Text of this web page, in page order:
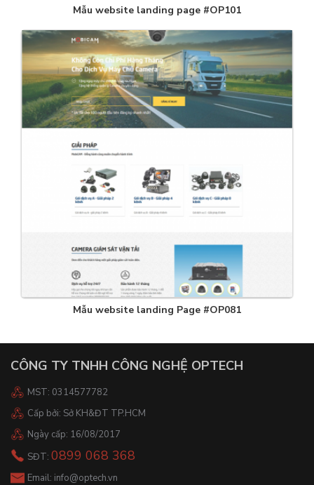
Mẫu website landing page #OP101
Mẫu website landing Page #OP081
CÔNG TY TNHH CÔNG NGHỆ OPTECH
MST: 0314577782
Cấp bởi: Sở KH&ĐT TP.HCM
Ngày cấp: 16/08/2017
SĐT: 0899 068 368
Email: info@optech.vn